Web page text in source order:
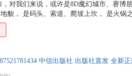
，对我们来说，或许是8D魔幻城市、赛博
貌， 是码头、索道、爬坡上坎， 是火锅
年轻的直辖市，是钢铁之城、红色文化
、水是水、城是城， 重庆却碾碎了我们
这里是中国”系列屡获“中国好书”
中信出版社 出版社直发 全新